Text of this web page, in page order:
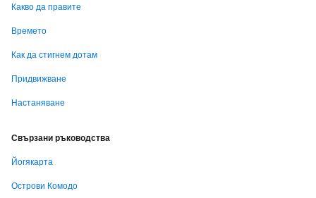
Какво да правите
Времето
Как да стигнем дотам
Придвижване
Настаняване
Свързани ръководства
Йогякарта
Острови Комодо